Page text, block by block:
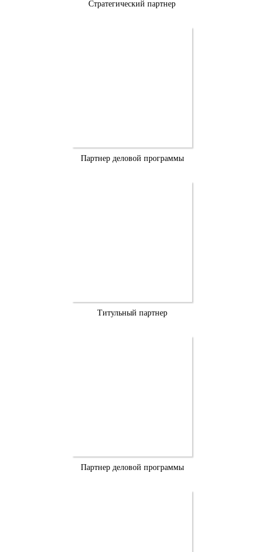
Стратегический партнер
Партнер деловой программы
Титульный партнер
Партнер деловой программы